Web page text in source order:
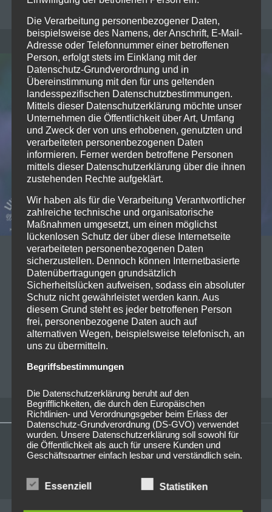
27/07/2022
2022-07-26 Mimi Barks @Der
Hirsch Nürnberg
Mimi Barks gestern Abend im Hirsch als Support für
Combichrist. Das war eine super Show!
MICHAELA MAYER
Die Verarbeitung personenbezogener Daten,
beispielsweise des Namens, der Anschrift, E-Mail-
Adresse oder Telefonnummer einer betroffenen
Person, erfolgt stets im Einklang mit der
Datenschutz-Grundverordnung und in
Übereinstimmung mit den für uns geltenden
landesspezifischen Datenschutzbestimmungen.
Mittels dieser Datenschutzerklärung möchte unser
Unternehmen die Öffentlichkeit über Art, Umfang
und Zweck der von uns erhobenen, genutzten und
verarbeiteten personenbezogenen Daten
informieren. Ferner werden betroffene Personen
mittels dieser Datenschutzerklärung über die ihnen
zustehenden Rechte aufgeklärt.
Wir haben als für die Verarbeitung Verantwortlicher
zahlreiche technische und organisatorische
Maßnahmen umgesetzt, um einen möglichst
lückenlosen Schutz der über diese Internetseite
verarbeiteten personenbezogenen Daten
sicherzustellen. Dennoch können Internetbasierte
Datenübertragungen grundsätzlich
Sicherheitslücken aufweisen, sodass ein absoluter
Schutz nicht gewährleistet werden kann. Aus
diesem Grund steht es jeder betroffenen Person
frei, personenbezogene Daten auch auf
alternativen Wegen, beispielsweise telefonisch, an
uns zu übermitteln.
Begriffsbestimmungen
Die Datenschutzerklärung beruht auf den
Begrifflichkeiten, die durch den Europäischen
Richtlinien- und Verordnungsgeber beim Erlass der
Datenschutz-Grundverordnung (DS-GVO) verwendet
wurden. Unsere Datenschutzerklärung soll sowohl für
die Öffentlichkeit als auch für unsere Kunden und
Geschäftspartner einfach lesbar und verständlich sein.
Essenziell Statistiken